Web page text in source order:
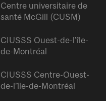
Centre universitaire de
santé McGill (CUSM)
CIUSSS Ouest-de-l’île-
de-Montréal
CIUSSS Centre-Ouest-
de-l’île-de-Montréal